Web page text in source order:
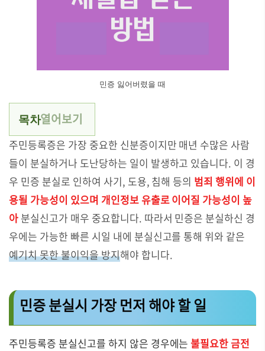
민증 잃어버렸을 때
목차열어보기
주민등록증은 가장 중요한 신분증이지만 매년 수많은 사람
들이 분실하거나 도난당하는 일이 발생하고 있습니다. 이 경
우 민증 분실로 인하여 사기, 도용, 침해 등의 범죄 행위에 이
용될 가능성이 있으며 개인정보 유출로 이어질 가능성이 높
아분실신고가 매우 중요합니다. 따라서 민증은 분실하신 경
우에는 가능한 빠른 시일 내에 분실신고를 통해 위와 같은
예기치 못한 불이익을 방지해야 합니다.
민증 분실시 가장 먼저 해야 할 일
주민등록증 분실신고를 하지 않은 경우에는불필요한 금전